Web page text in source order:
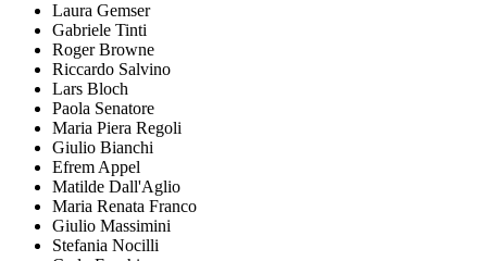
Laura Gemser
Gabriele Tinti
Roger Browne
Riccardo Salvino
Lars Bloch
Paola Senatore
Maria Piera Regoli
Giulio Bianchi
Efrem Appel
Matilde Dall'Aglio
Maria Renata Franco
Giulio Massimini
Stefania Nocilli